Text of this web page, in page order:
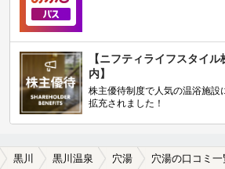
【ニフティライフスタイ
内】
株主優待制度で人気の温浴施設
拡充されました！
黒川 黒川温泉 穴湯 穴湯の口コミ一